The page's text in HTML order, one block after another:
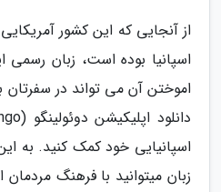
اسپانیا بوده است، زبان رسمی
اموختن آن می تواند در سفرتان
اسپانیایی خود کمک کنید. به
زبان میتوانید با فرهنگ